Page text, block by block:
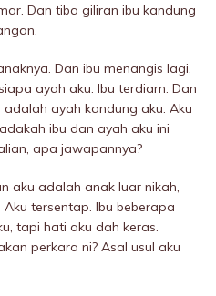
Dan tiba giliran ibu kandung
Dan ibu menangis lagi,
ayah aku. Ibu terdiam. Dan
ayah kandung aku. Aku
ibu dan ayah aku ini
apa jawapannya?
aku adalah anak luar nikah,
tersentap. Ibu beberapa
tapi hati aku dah keras.
perkara ni? Asal usul aku